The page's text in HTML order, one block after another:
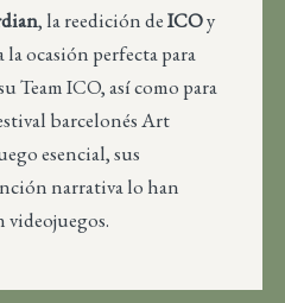
, la reedición deICOy
ocasión perfecta para
Team ICO, así como para
barcelonés Art
esencial, sus
narrativa lo han
videojuegos.